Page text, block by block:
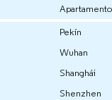
Pekín
Wuhan
Shanghái
Shenzhen